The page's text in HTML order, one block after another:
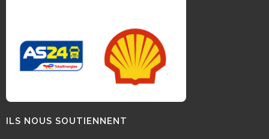
ILS NOUS SOUTIENNENT